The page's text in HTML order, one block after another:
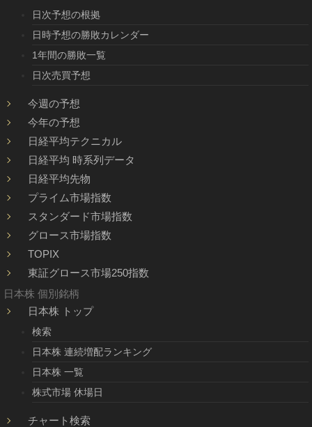
日次予想の根拠
日時予想の勝敗カレンダー
1年間の勝敗一覧
日次売買予想
今週の予想
今年の予想
日経平均テクニカル
日経平均 時系列データ
日経平均先物
プライム市場指数
スタンダード市場指数
グロース市場指数
TOPIX
東証グロース市場250指数
日本株 個別銘柄
日本株 トップ
検索
日本株 連続増配ランキング
日本株 一覧
株式市場 休場日
チャート検索